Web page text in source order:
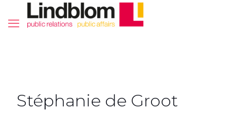
Stéphanie de Groot